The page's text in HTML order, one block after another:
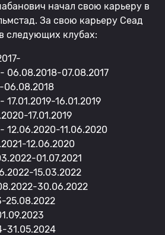
начал свою карьеру в
За свою карьеру Сеад
следующих клубах:
- 06.08.2018-07.08.2017
06.08.2018
- 17.01.2019-16.01.2019
17.01.2019
- 12.06.2020-11.06.2020
12.06.2020
01.07.2021
15.03.2022
30.06.2022
25.08.2022
31.05.2024